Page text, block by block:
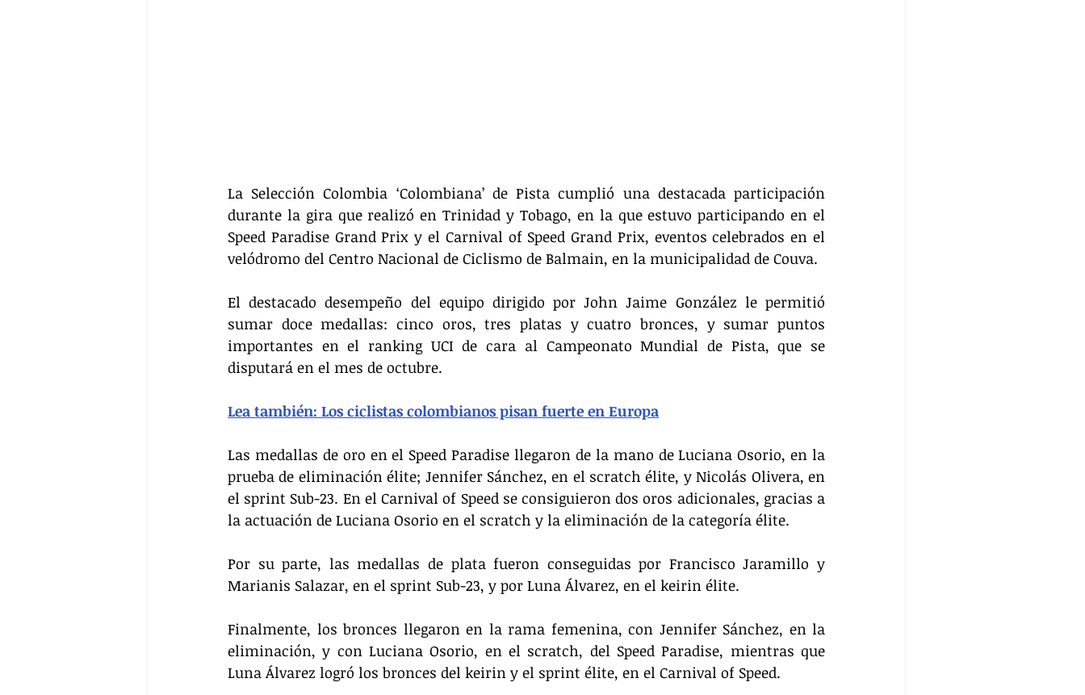
La Selección Colombia ‘Colombiana’ de Pista cumplió una destacada participación
durante la gira que realizó en Trinidad y Tobago, en la que estuvo participando en el
Speed Paradise Grand Prix y el Carnival of Speed Grand Prix, eventos celebrados en el
velódromo del Centro Nacional de Ciclismo de Balmain, en la municipalidad de Couva.
El destacado desempeño del equipo dirigido por John Jaime González le permitió
sumar doce medallas: cinco oros, tres platas y cuatro bronces, y sumar puntos
importantes en el ranking UCI de cara al Campeonato Mundial de Pista, que se
disputará en el mes de octubre.
Lea también: Los ciclistas colombianos pisan fuerte en Europa
Las medallas de oro en el Speed Paradise llegaron de la mano de Luciana Osorio, en la
prueba de eliminación élite; Jennifer Sánchez, en el scratch élite, y Nicolás Olivera, en
el sprint Sub-23. En el Carnival of Speed se consiguieron dos oros adicionales, gracias a
la actuación de Luciana Osorio en el scratch y la eliminación de la categoría élite.
Por su parte, las medallas de plata fueron conseguidas por Francisco Jaramillo y
Marianis Salazar, en el sprint Sub-23, y por Luna Álvarez, en el keirin élite.
Finalmente, los bronces llegaron en la rama femenina, con Jennifer Sánchez, en la
eliminación, y con Luciana Osorio, en el scratch, del Speed Paradise, mientras que
Luna Álvarez logró los bronces del keirin y el sprint élite, en el Carnival of Speed.